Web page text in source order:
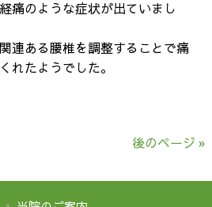
痛のような症状が出ていまし
連ある腰椎を調整することで痛
れたようでした。
後のページ »